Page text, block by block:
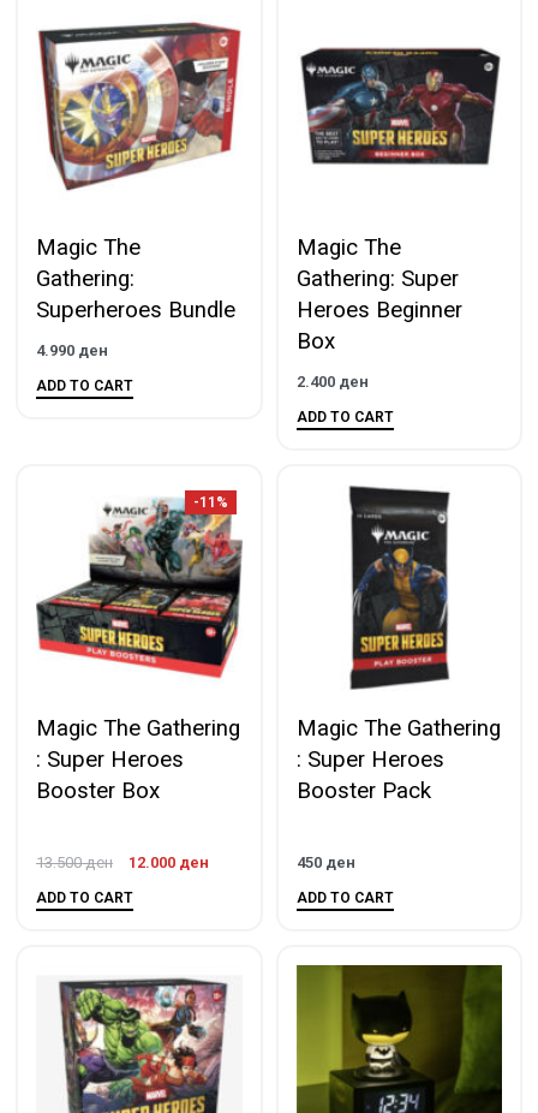
Magic The
Gathering:
Superheroes Bundle
4.990 ден
ADD TO CART
Magic The
Gathering: Super
Heroes Beginner
Box
2.400 ден
ADD TO CART
-11%
Magic The Gathering
: Super Heroes
Booster Box
13.500ден 12.000 ден
ADD TO CART
Magic The Gathering
: Super Heroes
Booster Pack
450 ден
ADD TO CART